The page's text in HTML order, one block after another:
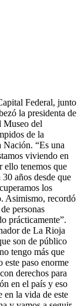
Federal, junto
la presidenta de
Museo del
de la
Nación. “Es una
viviendo en
ello tenemos que
años desde que
los
Asimismo, recordó
personas
prácticamente”.
de La Rioja
son de público
tengo más que
este paso enorme
derechos para
en el país y eso
en la vida de este